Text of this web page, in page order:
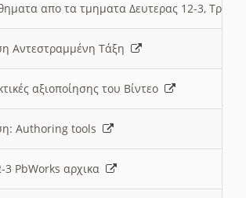
απο τα τμηματα Δευτερας 12-3,
Αντεστραμμένη Τάξη
αξιοποίησης του Βίντεο
Authoring tools
3 PbWorks αρχικα